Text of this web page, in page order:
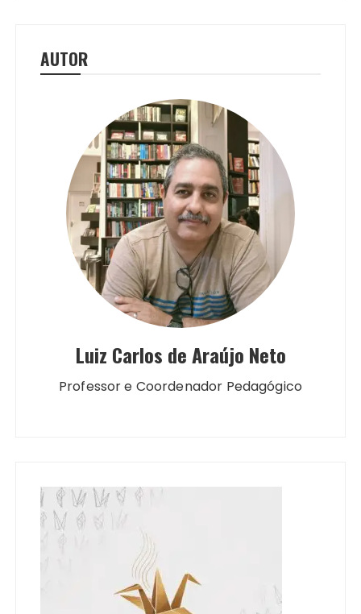
AUTOR
Luiz Carlos de Araújo Neto
Professor e Coordenador Pedagógico